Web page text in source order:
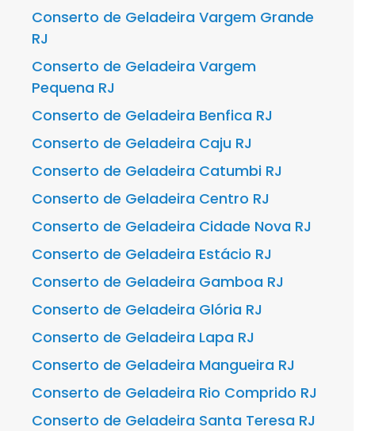
Conserto de Geladeira Vargem Grande
RJ
Conserto de Geladeira Vargem
Pequena RJ
Conserto de Geladeira Benfica RJ
Conserto de Geladeira Caju RJ
Conserto de Geladeira Catumbi RJ
Conserto de Geladeira Centro RJ
Conserto de Geladeira Cidade Nova RJ
Conserto de Geladeira Estácio RJ
Conserto de Geladeira Gamboa RJ
Conserto de Geladeira Glória RJ
Conserto de Geladeira Lapa RJ
Conserto de Geladeira Mangueira RJ
Conserto de Geladeira Rio Comprido RJ
Conserto de Geladeira Santa Teresa RJ